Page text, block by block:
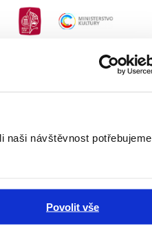
naši návštěvnost potřebujeme
Povolit vše